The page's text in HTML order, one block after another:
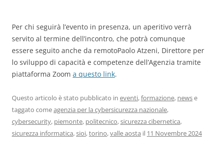
Per chi seguirà l’evento in presenza, un aperitivo verrà
servito al termine dell’incontro, che potrà comunque
essere seguito anche da remotoPaolo Atzeni, Direttore per
lo sviluppo di capacità e competenze dell’Agenzia tramite
piattaforma Zoom a questo link.
Questo articolo è stato pubblicato in eventi,formazione, newse
taggato comeagenzia per la cybersicurezza nazionale,
cybersecurity, piemonte, politecnico,sicurezza cibernetica,
sicurezza informatica,sioi,torino,valle aosta il 11 Novembre 2024